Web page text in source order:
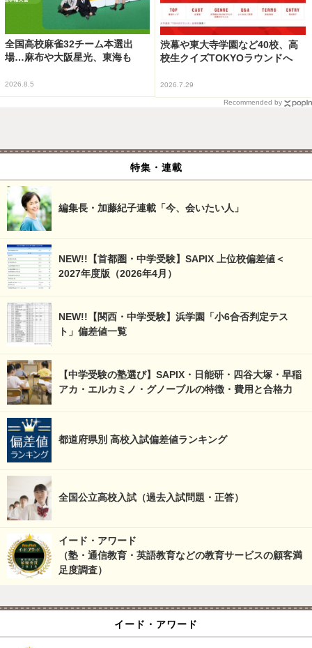
全国高校麻雀32チーム本選出
場…麻布や大阪星光、東海も
2026.8.5
渋幕や東大寺学園など40校、高
校生クイズTOKYOラウンドへ
2026.7.29
Recommended by
特集・連載
編集長・加藤紀子連載「今、会いたい人」
NEW!!【首都圏・中学受験】SAPIX 上位校偏差値＜
2027年度版（2026年4月）
NEW!!【関西・中学受験】浜学園「小6合否判定テス
ト」偏差値一覧
【中学受験の塾選び】SAPIX・日能研・四谷大塚・早稲
アカ・エルカミノ・グノーブルの特徴・費用と合格力
都道府県別 高校入試偏差値ランキング
全国公立高校入試（過去入試問題・正答）
イード・アワード
（塾・通信教育・英語教育などの教育サービスの顧客満
足度調査）
イード・アワード